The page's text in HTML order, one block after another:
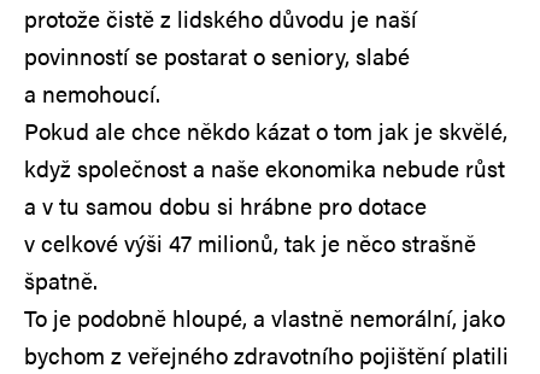
protože čistě z lidského důvodu je naší
povinností se postarat o seniory, slabé
a nemohoucí.
Pokud ale chce někdo kázat o tom jak je skvělé,
když společnost a naše ekonomika nebude růst
a v tu samou dobu si hrábne pro dotace
v celkové výši 47 milionů, tak je něco strašně
špatně.
To je podobně hloupé, a vlastně nemorální, jako
bychom z veřejného zdravotního pojištění platili